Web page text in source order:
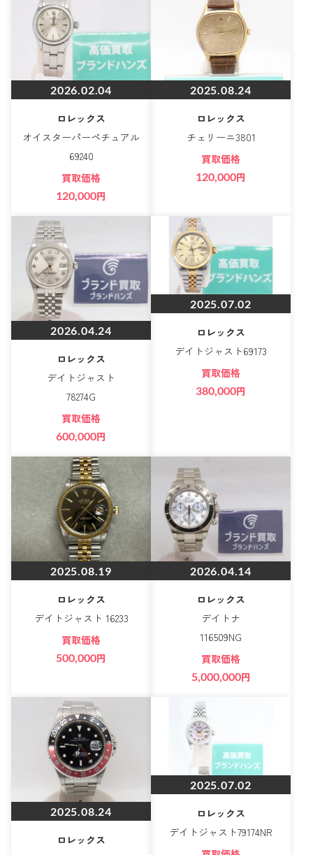
2026.02.04
ロレックス
オイスターパーペチュアル
69240
買取価格
120,000円
2025.08.24
ロレックス
チェリーニ3801
買取価格
120,000円
2026.04.24
ロレックス
デイトジャスト
78274G
買取価格
600,000円
2025.07.02
ロレックス
デイトジャスト69173
買取価格
380,000円
2025.08.19
ロレックス
デイトジャスト 16233
買取価格
500,000円
2026.04.14
ロレックス
デイトナ
116509NG
買取価格
5,000,000円
2025.08.24
ロレックス
2025.07.02
ロレックス
デイトジャスト79174NR